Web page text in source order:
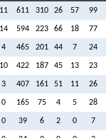
11 611 310 26 57 99
14 594 223 66 18 77
4 465 201 44 7 24
10 422 187 45 13 23
3 407 161 51 11 26
0 165 75 4 5 28
0 39 6 2 0 7